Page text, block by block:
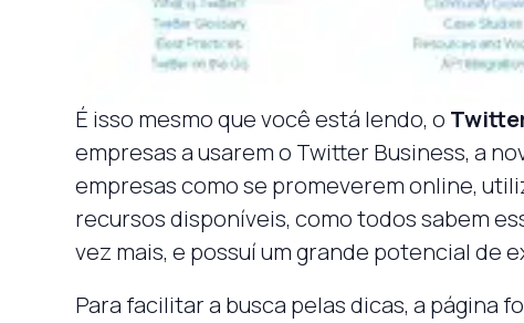
É isso mesmo que você está lendo, o
empresas a usarem o Twitter Business, a
empresas como se promeverem online,
recursos disponíveis, como todos sabem
vez mais, e possuí um grande potencial de
Para facilitar a busca pelas dicas, a página